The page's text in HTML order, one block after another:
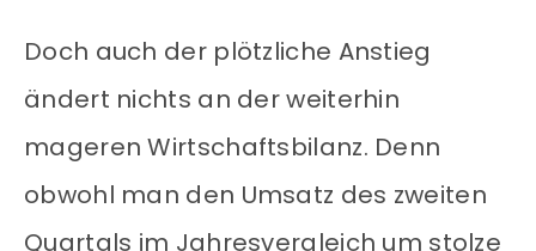
Doch auch der plötzliche Anstieg
ändert nichts an der weiterhin
mageren Wirtschaftsbilanz. Denn
obwohl man den Umsatz des zweiten
Quartals im Jahresvergleich um stolze